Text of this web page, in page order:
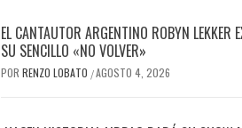
EL CANTAUTOR ARGENTINO ROBYN
SU SENCILLO «NO VOLVER»
POR RENZO LOBATO /AGOSTO 4, 2026